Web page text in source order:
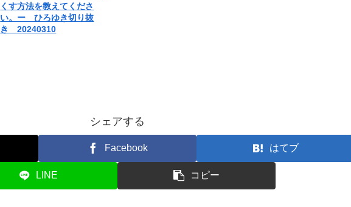
くす方法を教えてくださ
い。ー ひろゆき切り抜
き 20240310
シェアする
Facebook はてブ
LINE コピー